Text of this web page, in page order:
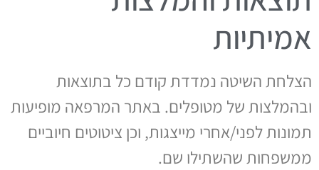
אמיתיות
הצלחת השיטה נמדדת קודם כל בתוצאות
ובהמלצות של מטופלים. באתר המרפאה מופיעות
תמונות לפני/אחרי מייצגות, וכן ציטוטים חיוביים
ממשפחות שהשתילו שם.